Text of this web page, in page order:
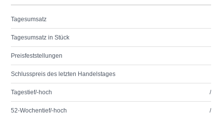
Tagesumsatz
Tagesumsatz in Stück
Preisfeststellungen
Schlusspreis des letzten Handelstages
Tagestief/-hoch /
52-Wochentief/-hoch /